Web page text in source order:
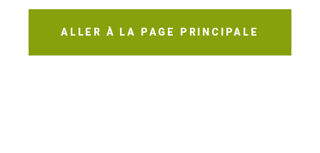
ALLER À LA PAGE PRINCIPALE